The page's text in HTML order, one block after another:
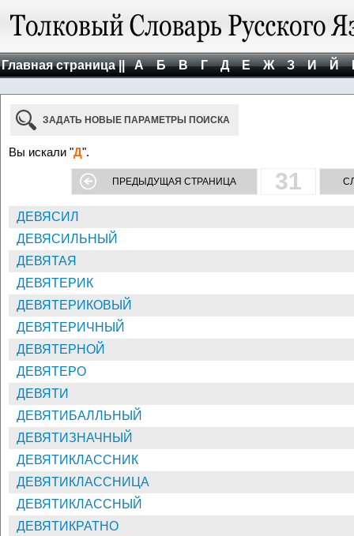
Главная страница || А Б В Г Д Е Ж З И Й
ЗАДАТЬ НОВЫЕ ПАРАМЕТРЫ ПОИСКА
Вы искали "Д".
ПРЕДЫДУЩАЯ СТРАНИЦА 31
ДЕВЯСИЛ
ДЕВЯСИЛЬНЫЙ
ДЕВЯТАЯ
ДЕВЯТЕРИК
ДЕВЯТЕРИКОВЫЙ
ДЕВЯТЕРИЧНЫЙ
ДЕВЯТЕРНОЙ
ДЕВЯТЕРО
ДЕВЯТИ
ДЕВЯТИБАЛЛЬНЫЙ
ДЕВЯТИЗНАЧНЫЙ
ДЕВЯТИКЛАССНИК
ДЕВЯТИКЛАССНИЦА
ДЕВЯТИКЛАССНЫЙ
ДЕВЯТИКРАТНО